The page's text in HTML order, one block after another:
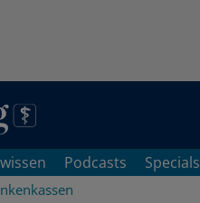
Podcasts Specials